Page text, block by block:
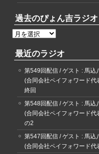
過去のぴょん吉ラジオ
過
の
最近のラジオ
第549回配信 / ゲスト : 馬込
(合同会社ペイフォワード代
終回
第548回配信 / ゲスト : 馬込
(合同会社ペイフォワード代
の2
第547回配信 / ゲスト : 馬込
(合同会社ペイフォワード代